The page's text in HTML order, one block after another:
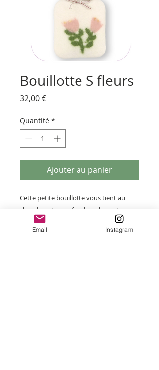
Bouillotte S fleurs
32,00 €Prix
Quantité *
Ajouter au panier
Cette petite bouillotte vous tient au
chaud par temps froid ou devient une
aide quotidienne parfaite pour soulager
la douleur ou la tension. Chaude et
Email Instagram